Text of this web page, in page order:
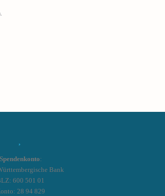
Spendenkonto:
Bank
600 501 01
28 94 829